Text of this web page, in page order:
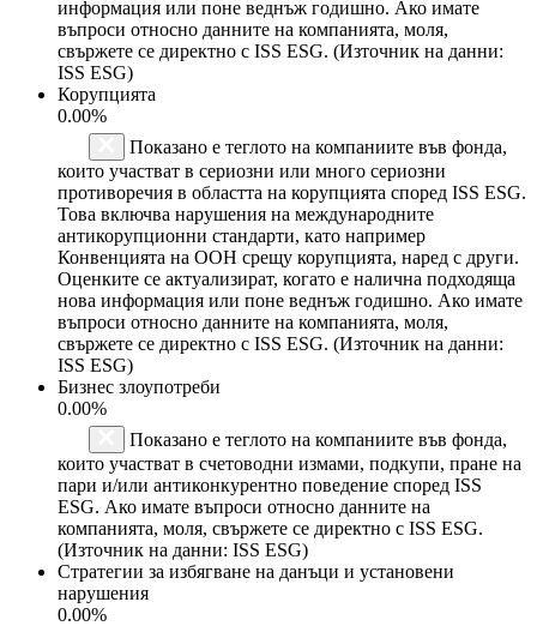
информация или поне веднъж годишно. Ако имате
въпроси относно данните на компанията, моля,
свържете се директно с ISS ESG. (Източник на данни:
ISS ESG)
Корупцията
0.00%
Показано е теглото на компаниите във фонда,
които участват в сериозни или много сериозни
противоречия в областта на корупцията според ISS ESG.
Това включва нарушения на международните
антикорупционни стандарти, като например
Конвенцията на ООН срещу корупцията, наред с други.
Оценките се актуализират, когато е налична подходяща
нова информация или поне веднъж годишно. Ако имате
въпроси относно данните на компанията, моля,
свържете се директно с ISS ESG. (Източник на данни:
ISS ESG)
Бизнес злоупотреби
0.00%
Показано е теглото на компаниите във фонда,
които участват в счетоводни измами, подкупи, пране на
пари и/или антиконкурентно поведение според ISS
ESG. Ако имате въпроси относно данните на
компанията, моля, свържете се директно с ISS ESG.
(Източник на данни: ISS ESG)
Стратегии за избягване на данъци и установени
нарушения
0.00%